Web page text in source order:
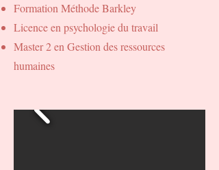
Formation Méthode Barkley
Licence en psychologie du travail
Master 2 en Gestion des ressources
humaines